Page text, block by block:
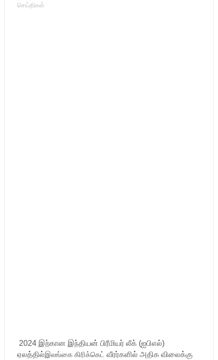
செய்திகள்
2024 இற்கான இந்தியன் பிரீமியர் லீக் (ஐபிஎல்)
ஏலத்தில்இலங்கை கிரிக்கெட் வீரர்களில் அதிக விலைக்கு